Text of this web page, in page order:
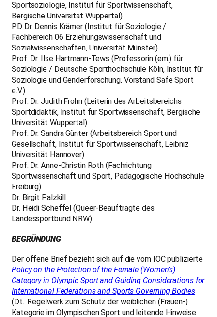
Sportsoziologie, Institut für Sportwissenschaft,
Bergische Universität Wuppertal)
PD Dr. Dennis Krämer (Institut für Soziologie /
Fachbereich 06 Erziehungswissenschaft und
Sozialwissenschaften, Universität Münster)
Prof. Dr. Ilse Hartmann-Tews (Professorin (em.) für
Soziologie / Deutsche Sporthochschule Köln, Institut für
Soziologie und Genderforschung, Vorstand Safe Sport
e.V.)
Prof. Dr. Judith Frohn (Leiterin des Arbeitsbereichs
Sportdidaktik, Institut für Sportwissenschaft, Bergische
Universität Wuppertal)
Prof. Dr. Sandra Günter (Arbeitsbereich Sport und
Gesellschaft, Institut für Sportwissenschaft, Leibniz
Universität Hannover)
Prof. Dr. Anne-Christin Roth (Fachrichtung
Sportwissenschaft und Sport, Pädagogische Hochschule
Freiburg)
Dr. Birgit Palzkill
Dr. Heidi Scheffel (Queer-Beauftragte des
Landessportbund NRW)
BEGRÜNDUNG
Der offene Brief bezieht sich auf die vom IOC publizierte
Policy on the Protection of the Female (Women’s)
Category in Olympic Sport and Guiding Considerations for
International Federations and Sports Governing Bodies
(Dt.: Regelwerk zum Schutz der weiblichen (Frauen-)
Kategorie im Olympischen Sport und leitende Hinweise